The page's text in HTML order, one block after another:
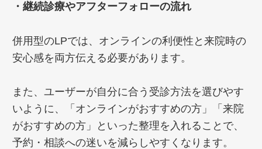
・継続診療やアフターフォローの流れ
併用型のLPでは、オンラインの利便性と来院時の
安心感を両方伝える必要があります。
また、ユーザーが自分に合う受診方法を選びやす
いように、「オンラインがおすすめの方」「来院
がおすすめの方」といった整理を入れることで、
予約・相談への迷いを減らしやすくなります。